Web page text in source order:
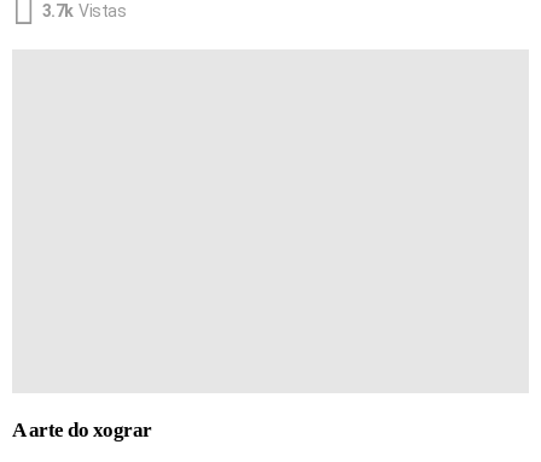
3.7k Vistas
A arte do xograr